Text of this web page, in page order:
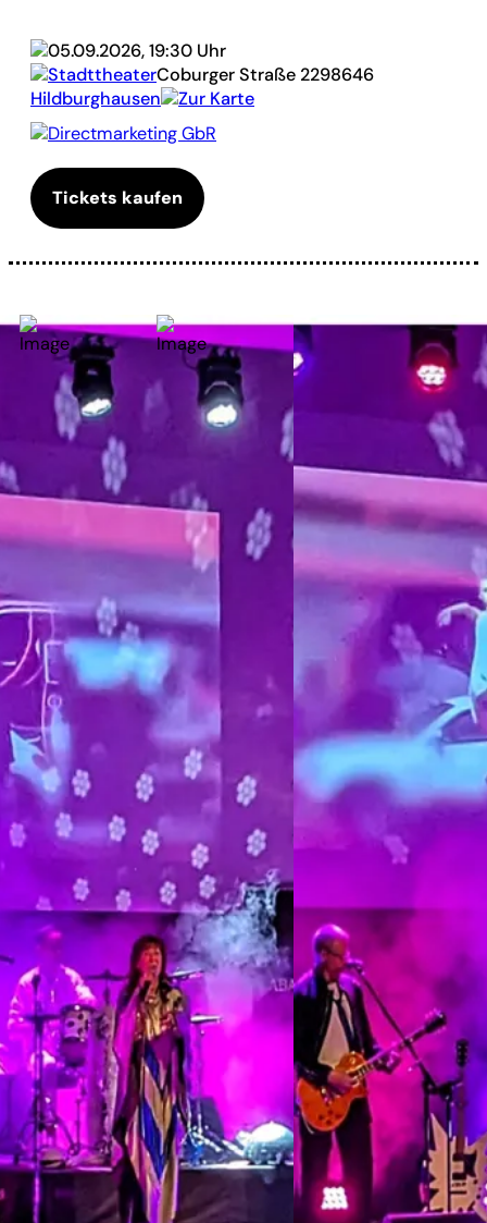
05.09.2026, 19:30 Uhr
StadttheaterCoburger Straße 2298646
Hildburghausen
Zur Karte
Directmarketing GbR
Tickets kaufen